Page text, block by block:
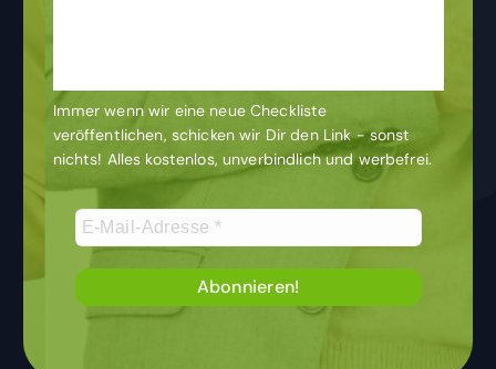
Laufenden
Immer wenn wir eine neue Checkliste
veröffentlichen, schicken wir Dir den Link - sonst
nichts! Alles kostenlos, unverbindlich und werbefrei.